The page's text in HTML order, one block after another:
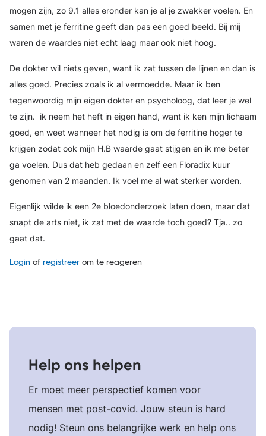
mogen zijn, zo 9.1 alles eronder kan je al je zwakker voelen. En
samen met je ferritine geeft dan pas een goed beeld. Bij mij
waren de waardes niet echt laag maar ook niet hoog.
De dokter wil niets geven, want ik zat tussen de lijnen en dan is
alles goed. Precies zoals ik al vermoedde. Maar ik ben
tegenwoordig mijn eigen dokter en psycholoog, dat leer je wel
te zijn. ik neem het heft in eigen hand, want ik ken mijn lichaam
goed, en weet wanneer het nodig is om de ferritine hoger te
krijgen zodat ook mijn H.B waarde gaat stijgen en ik me beter
ga voelen. Dus dat heb gedaan en zelf een Floradix kuur
genomen van 2 maanden. Ik voel me al wat sterker worden.
Eigenlijk wilde ik een 2e bloedonderzoek laten doen, maar dat
snapt de arts niet, ik zat met de waarde toch goed? Tja.. zo
gaat dat.
Login of registreer om te reageren
Help ons helpen
Er moet meer perspectief komen voor
mensen met post-covid. Jouw steun is hard
nodig! Steun ons belangrijke werk en help ons